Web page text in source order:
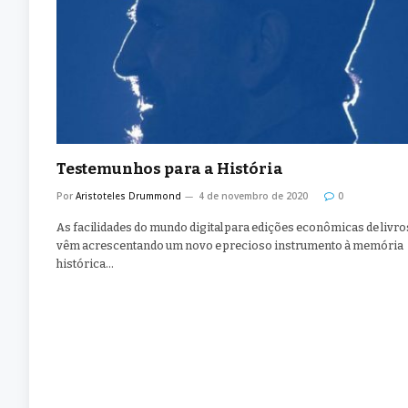
Testemunhos para a História
Por Aristoteles Drummond 4 de novembro de 2020 0
As facilidades do mundo digital para edições econômicas de
vêm acrescentando um novo e precioso instrumento à memória
histórica…